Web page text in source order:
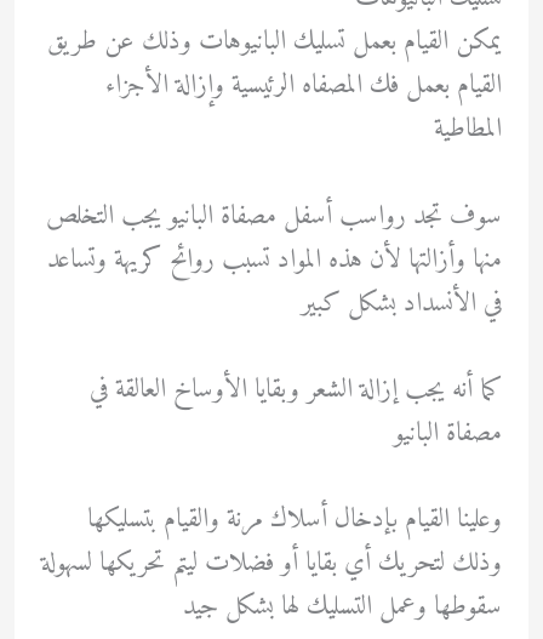
يمكن القيام بعمل تسليك البانيوهات وذلك عن طريق
القيام بعمل فك المصفاه الرئيسية وإزالة الأجزاء
المطاطية
سوف تجد رواسب أسفل مصفاة البانيو يجب التخلص
منها وأزالتها لأن هذه المواد تسبب روائح كريهة وتساعد
في الأنسداد بشكل كبير
كما أنه يجب إزالة الشعر وبقايا الأوساخ العالقة في
مصفاة البانيو
وعلينا القيام بإدخال أسلاك مرنة والقيام بتسليكها
وذلك لتحريك أي بقايا أو فضلات ليتم تحريكها لسهولة
سقوطها وعمل التسليك لها بشكل جيد